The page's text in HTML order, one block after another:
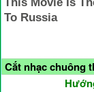
Cắt nhạc chuông